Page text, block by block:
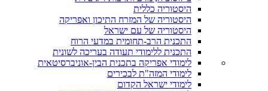
היסטוריה כללית
היסטוריה של המזרח התיכון ואפריקה
היסטוריה של עם ישראל
התכנית הרב-תחומית במדעי הרוח
התכנית ללימודי תעודה בעריכה לשונית
לימודי אפריקה בתכנית הבין-אוניברסיטאית
לימודי המזה"ת לבכירים
לימודי ישראל הקדום